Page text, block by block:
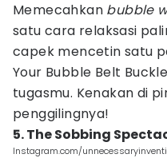
Memecahkan bubble
satu cara relaksasi
capek mencetin satu
Your Bubble Belt
tugasmu. Kenakan di
penggilingnya!
5. The Sobbing
Instagram.com/